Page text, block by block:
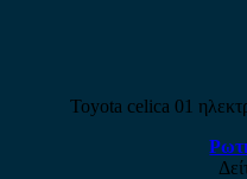
Toyota celica 01